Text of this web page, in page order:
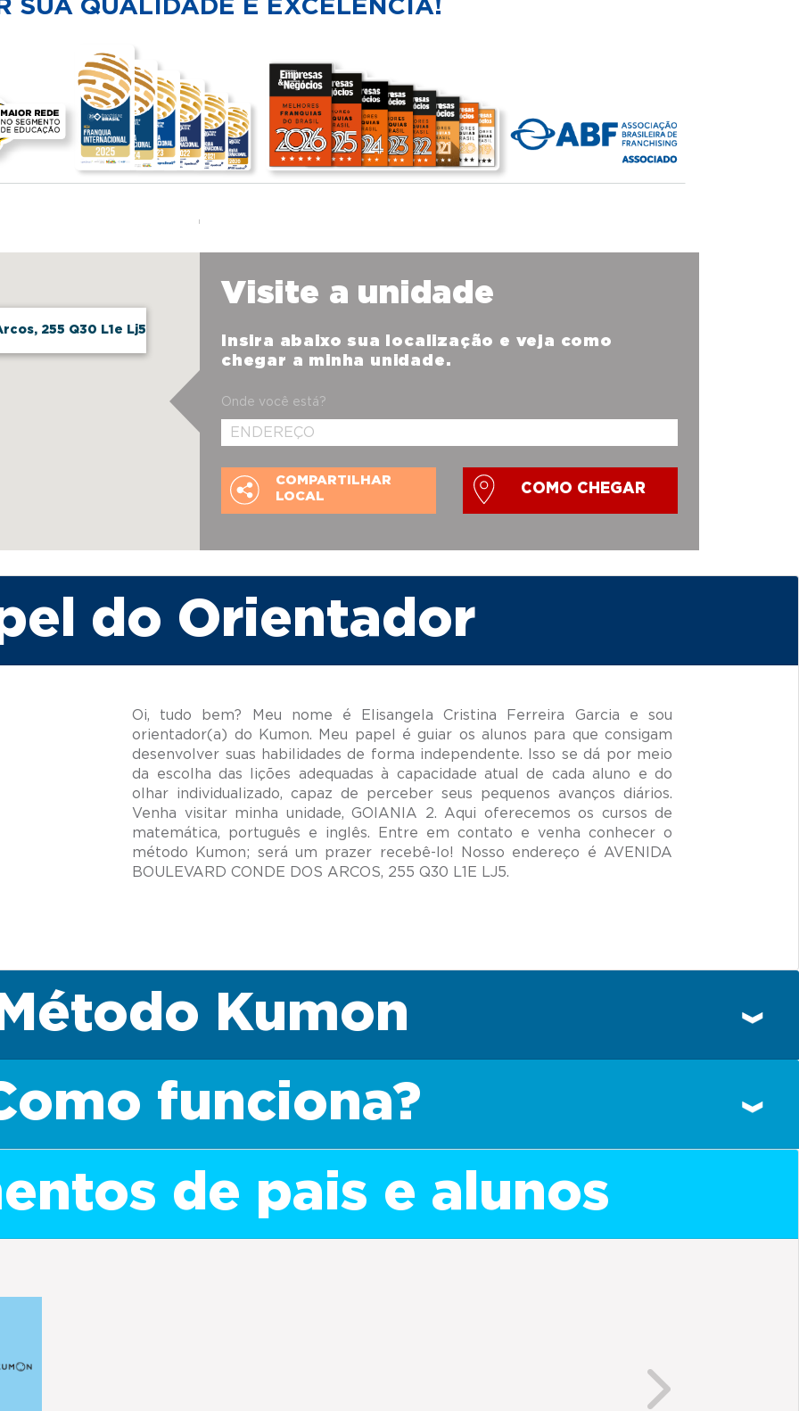
SUA QUALIDADE E EXCELÊNCIA!
255 Q30 L1e Lj5
Visite a unidade
Insira abaixo sua localização e veja como
chegar a minha unidade.
Onde você está?
COMPARTILHAR
LOCAL
COMO CHEGAR
do Orientador
Oi, tudo bem? Meu nome é Elisangela Cristina Ferreira Garcia e sou
orientador(a) do Kumon. Meu papel é guiar os alunos para que consigam
desenvolver suas habilidades de forma independente. Isso se dá por meio
da escolha das lições adequadas à capacidade atual de cada aluno e do
olhar individualizado, capaz de perceber seus pequenos avanços diários.
Venha visitar minha unidade, GOIANIA 2. Aqui oferecemos os cursos de
matemática, português e inglês. Entre em contato e venha conhecer o
método Kumon; será um prazer recebê-lo! Nosso endereço é AVENIDA
Kumon
funciona?
de pais e alunos
Next